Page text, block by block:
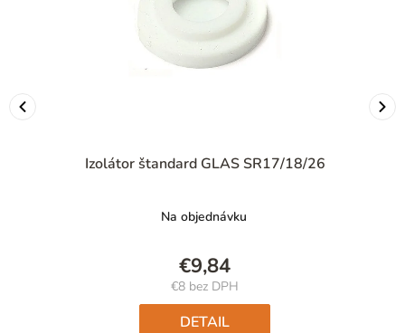
Izolátor štandard GLAS SR17/18/26
Na objednávku
€9,84
€8 bez DPH
Jednotková
cena:
DETAIL